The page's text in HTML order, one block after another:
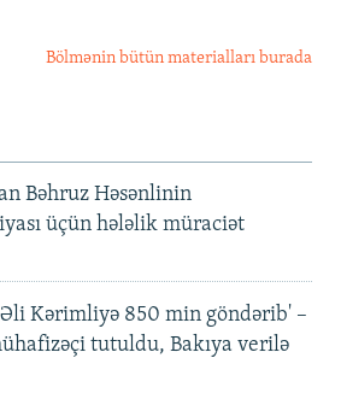
Bölmənin bütün materialları burada
Bəhruz Həsənlinin
üçün hələlik müraciət
Kərimliyə 850 min göndərib' –
tutuldu, Bakıya verilə